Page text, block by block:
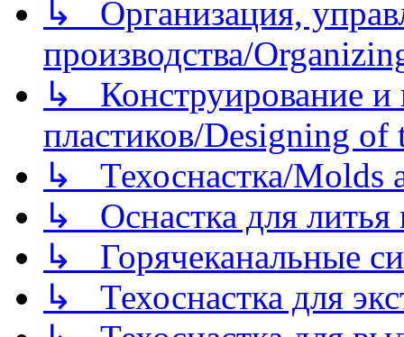
↳ Организация,
производства/
↳ Конструирование и
пластиков/Designing of
↳ Техоснастка/Molds
↳ Оснастка для литья
↳ Горячеканальные
↳ Техоснастка для